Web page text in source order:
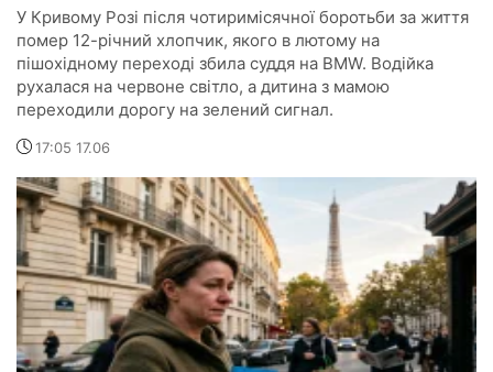
У Кривому Розі після чотиримісячної боротьби за життя
помер 12-річний хлопчик, якого в лютому на
пішохідному переході збила суддя на BMW. Водійка
рухалася на червоне світло, а дитина з мамою
переходили дорогу на зелений сигнал.
17:05 17.06